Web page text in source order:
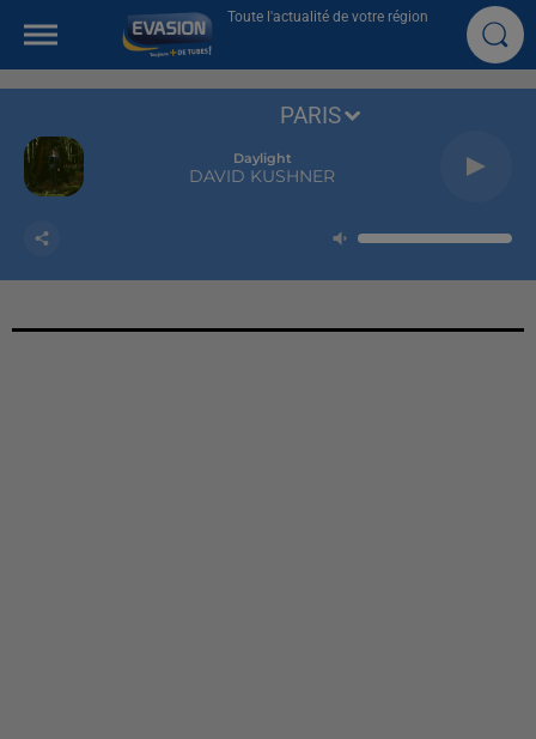
Toute l'actualité de votre région
Daylight
DAVID KUSHNER
PARIS